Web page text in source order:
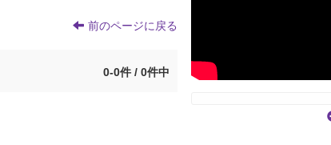
前のページに戻る
0-0件 / 0件中